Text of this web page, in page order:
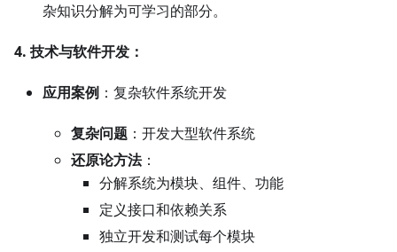
杂知识分解为可学习的部分。
4. 技术与软件开发：
应用案例 ：复杂软件系统开发
复杂问题 ：开发大型软件系统
还原论方法：
分解系统为模块、组件、功能
定义接口和依赖关系
独立开发和测试每个模块